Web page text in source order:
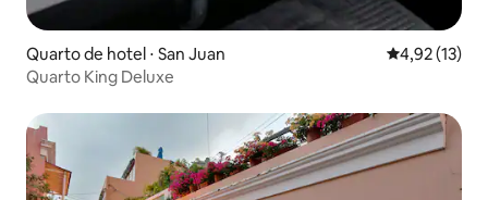
Quarto de hotel ⋅ San Juan 4,92 de uma
4,92 (13)
Quarto King Deluxe